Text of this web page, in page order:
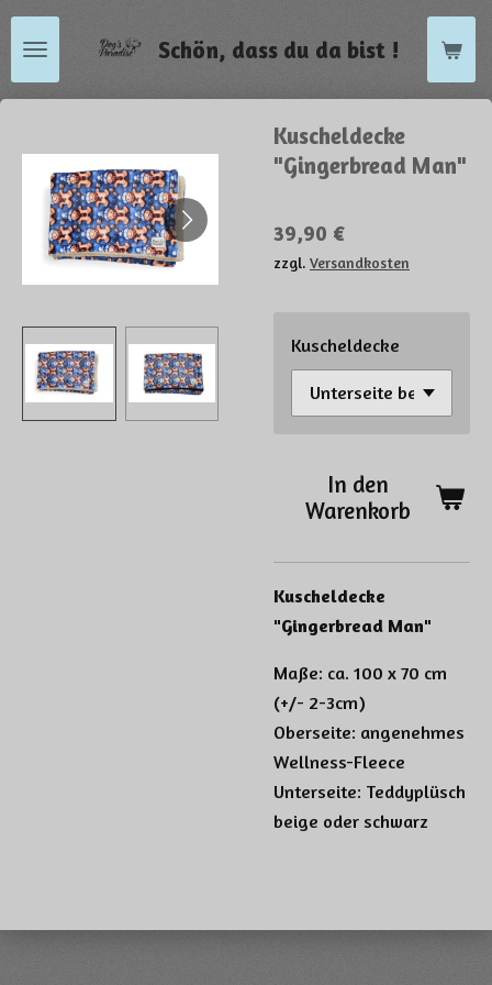
Zum
Hauptinhalt
springen
Schön, dass du da bist !
Kuscheldecke
"Gingerbread Man"
39,90 €
zzgl. Versandkosten
Kuscheldecke
In den
Warenkorb
Kuscheldecke
"Gingerbread Man"
Maße: ca. 100 x 70 cm
(+/- 2-3cm)
Oberseite: angenehmes
Wellness-Fleece
Unterseite: Teddyplüsch
beige oder schwarz